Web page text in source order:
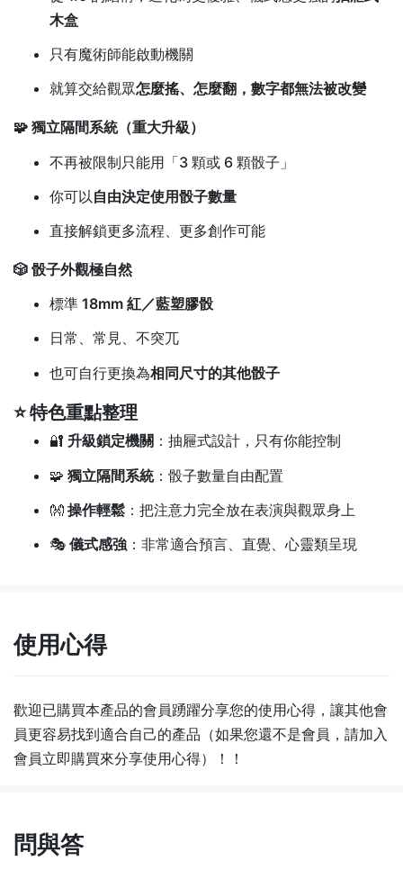
木盒
只有魔術師能啟動機關
就算交給觀眾怎麼搖、怎麼翻，數字都無法被改變
🧩 獨立隔間系統（重大升級）
不再被限制只能用「3 顆或 6 顆骰子」
你可以 自由決定使用骰子數量
直接解鎖更多流程、更多創作可能
🎲 骰子外觀極自然
標準 18mm 紅／藍塑膠骰
日常、常見、不突兀
也可自行更換為相同尺寸的其他骰子
⭐ 特色重點整理
🔐 升級鎖定機關 ：抽屜式設計，只有你能控制
🧩 獨立隔間系統：骰子數量自由配置
👐 操作輕鬆 ：把注意力完全放在表演與觀眾身上
🎭 儀式感強 ：非常適合預言、直覺、心靈類呈現
使用心得
歡迎已購買本產品的會員踴躍分享您的使用心得，讓其他會
員更容易找到適合自己的產品（如果您還不是會員，請加入
會員立即購買來分享使用心得）！！
問與答